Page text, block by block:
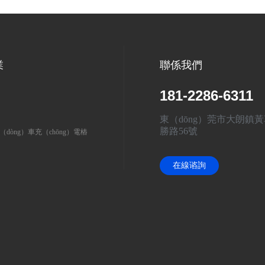
dòng）車充（chōng）電樁
聯係我們
181-2286-6311
東（dōng）莞市大朗鎮
勝路56號
在線谘詢